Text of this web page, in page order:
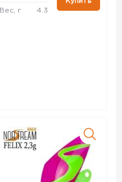
Вес, г 4.3